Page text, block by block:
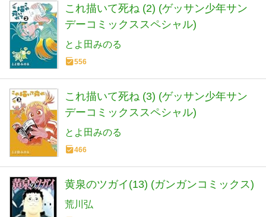
これ描いて死ね (2) (ゲッサン少年サン
デーコミックススペシャル)
とよ田みのる
556
これ描いて死ね (3) (ゲッサン少年サン
デーコミックススペシャル)
とよ田みのる
466
黄泉のツガイ(13) (ガンガンコミックス)
荒川弘